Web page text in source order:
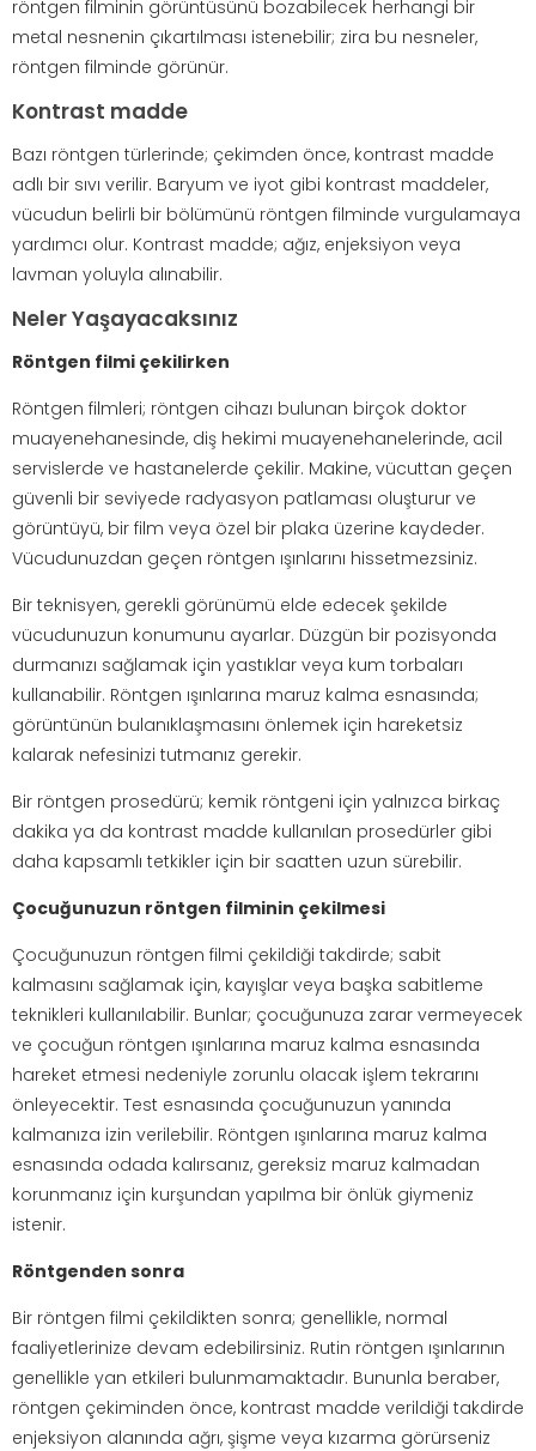
röntgen filminin görüntüsünü bozabilecek herhangi bir
metal nesnenin çıkartılması istenebilir; zira bu nesneler,
röntgen filminde görünür.
Kontrast madde
Bazı röntgen türlerinde; çekimden önce, kontrast madde
adlı bir sıvı verilir. Baryum ve iyot gibi kontrast maddeler,
vücudun belirli bir bölümünü röntgen filminde vurgulamaya
yardımcı olur. Kontrast madde; ağız, enjeksiyon veya
lavman yoluyla alınabilir.
Neler Yaşayacaksınız
Röntgen filmi çekilirken
Röntgen filmleri; röntgen cihazı bulunan birçok doktor
muayenehanesinde, diş hekimi muayenehanelerinde, acil
servislerde ve hastanelerde çekilir. Makine, vücuttan geçen
güvenli bir seviyede radyasyon patlaması oluşturur ve
görüntüyü, bir film veya özel bir plaka üzerine kaydeder.
Vücudunuzdan geçen röntgen ışınlarını hissetmezsiniz.
Bir teknisyen, gerekli görünümü elde edecek şekilde
vücudunuzun konumunu ayarlar. Düzgün bir pozisyonda
durmanızı sağlamak için yastıklar veya kum torbaları
kullanabilir. Röntgen ışınlarına maruz kalma esnasında;
görüntünün bulanıklaşmasını önlemek için hareketsiz
kalarak nefesinizi tutmanız gerekir.
Bir röntgen prosedürü; kemik röntgeni için yalnızca birkaç
dakika ya da kontrast madde kullanılan prosedürler gibi
daha kapsamlı tetkikler için bir saatten uzun sürebilir.
Çocuğunuzun röntgen filminin çekilmesi
Çocuğunuzun röntgen filmi çekildiği takdirde; sabit
kalmasını sağlamak için, kayışlar veya başka sabitleme
teknikleri kullanılabilir. Bunlar; çocuğunuza zarar vermeyecek
ve çocuğun röntgen ışınlarına maruz kalma esnasında
hareket etmesi nedeniyle zorunlu olacak işlem tekrarını
önleyecektir. Test esnasında çocuğunuzun yanında
kalmanıza izin verilebilir. Röntgen ışınlarına maruz kalma
esnasında odada kalırsanız, gereksiz maruz kalmadan
korunmanız için kurşundan yapılma bir önlük giymeniz
istenir.
Röntgenden sonra
Bir röntgen filmi çekildikten sonra; genellikle, normal
faaliyetlerinize devam edebilirsiniz. Rutin röntgen ışınlarının
genellikle yan etkileri bulunmamaktadır. Bununla beraber,
röntgen çekiminden önce, kontrast madde verildiği takdirde
enjeksiyon alanında ağrı, şişme veya kızarma görürseniz